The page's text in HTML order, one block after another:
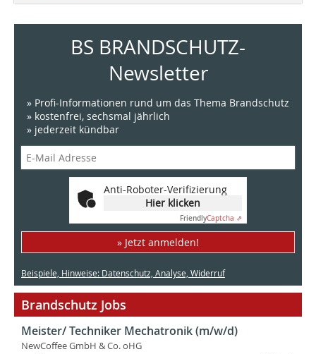
BS BRANDSCHUTZ-
Newsletter
» Profi-Informationen rund um das Thema Brandschutz
» kostenfrei, sechsmal jährlich
» jederzeit kündbar
Anti-Roboter-Verifizierung
Hier klicken
FriendlyCaptcha ⇗
» Jetzt anmelden!
Beispiele, Hinweise: Datenschutz, Analyse, Widerruf
Brandschutz Jobs
Meister/ Techniker Mechatronik (m/w/d)
NewCoffee GmbH & Co. oHG